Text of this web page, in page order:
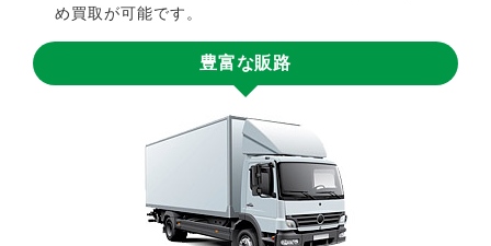
め買取が可能です。
豊富な販路